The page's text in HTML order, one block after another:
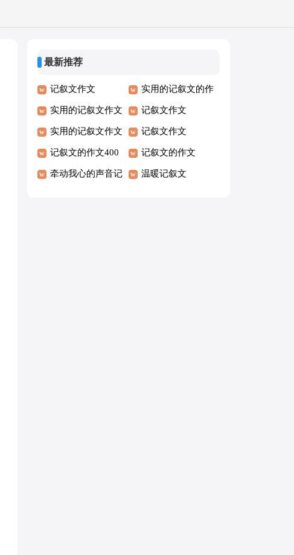
最新推荐
记叙文作文 实用的记叙文的作
文
实用的记叙文作文 记叙文作文
实用的记叙文作文 记叙文作文
记叙文的作文400
字
记叙文的作文
牵动我心的声音记 温暖记叙文